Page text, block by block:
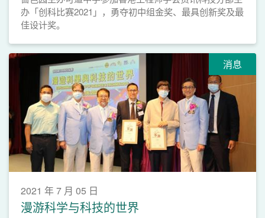
办「创科比赛2021」，勇夺初中组金奖、最具创新奖及最
佳设计奖。
消息
2021 年 7 月 05 日
漫游科学与科技的世界